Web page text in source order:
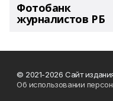
Фотобанк
журналистов РБ
© 2021-2026 Сайт
Об использовании